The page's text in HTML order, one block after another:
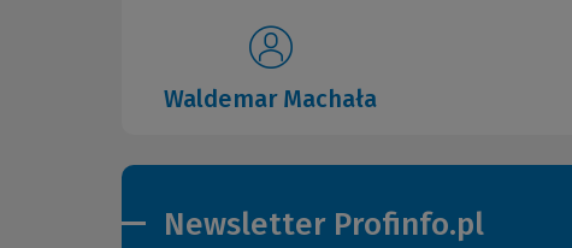
Waldemar Machała
Newsletter Profinfo.pl